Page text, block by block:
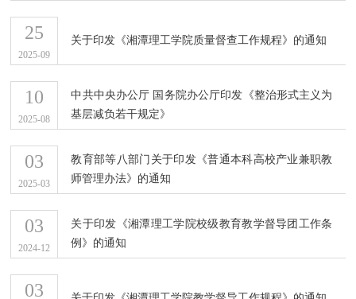
25
2025-09
关于印发《湘潭理工学院质量督查工作规程》的通知
10
2025-08
中共中央办公厅 国务院办公厅印发《整治形式主义为
基层减负若干规定》
03
2025-03
教育部等八部门关于印发《普通本科高校产业兼职教
师管理办法》的通知
03
2024-12
关于印发《湘潭理工学院校级教育教学督导团工作条
例》的通知
03